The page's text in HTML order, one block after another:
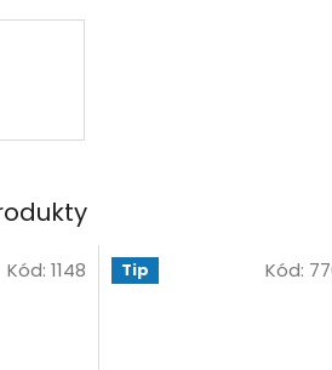
Kód: 1148 Tip Kód: